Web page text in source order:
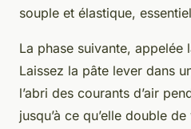
souple et élastique,
La phase suivante, appelée
Laissez la pâte lever dans
l’abri des courants d’air
jusqu’à ce qu’elle double